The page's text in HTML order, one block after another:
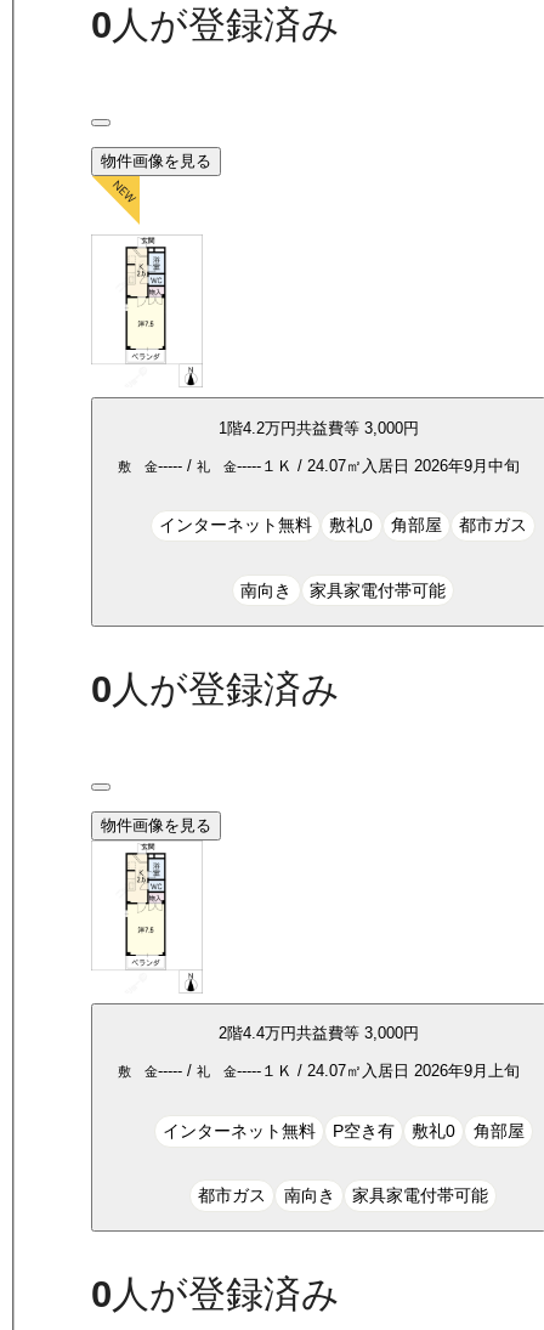
0人が登録済み
物件画像を見る
1階4.2万円共益費等3,000円
敷 金----- /礼 金----- １Ｋ / 24.07㎡ 入居日 2026年9月中旬
インターネット無料 敷礼0 角部屋 都市ガス
南向き 家具家電付帯可能
0 人が登録済み
物件画像を見る
2階4.4万円共益費等3,000円
敷 金----- /礼 金----- １Ｋ /24.07㎡ 入居日2026年9月上旬
インターネット無料 P空き有 敷礼0 角部屋
都市ガス 南向き 家具家電付帯可能
0人が登録済み